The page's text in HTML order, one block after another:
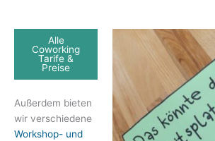
Alle
Coworking
Tarife &
Preise
Außerdem bieten
wir verschiedene
Workshop- und